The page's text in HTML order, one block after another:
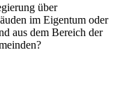
über
im Eigentum oder
aus dem Bereich der